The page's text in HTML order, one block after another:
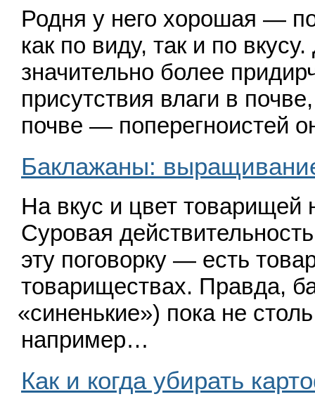
Родня у него хорошая —
как по виду, так и по
значительно более
присутствия влаги в
почве — поперегноистей
Баклажаны:
На вкус и цвет товарищей
Суровая
эту поговорку — есть
товариществах. Правда,
«синенькие») пока не
например…
Как и когда убирать